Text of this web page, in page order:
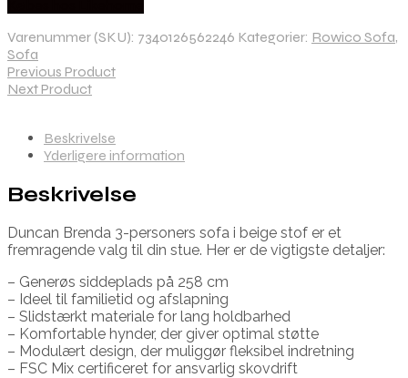
Varenummer (SKU): 7340126562246 Kategorier: Rowico Sofa,
Sofa
Previous Product
Next Product
Beskrivelse
Yderligere information
Beskrivelse
Duncan Brenda 3-personers sofa i beige stof er et
fremragende valg til din stue. Her er de vigtigste detaljer:
– Generøs siddeplads på 258 cm
– Ideel til familietid og afslapning
– Slidstærkt materiale for lang holdbarhed
– Komfortable hynder, der giver optimal støtte
– Modulært design, der muliggør fleksibel indretning
– FSC Mix certificeret for ansvarlig skovdrift